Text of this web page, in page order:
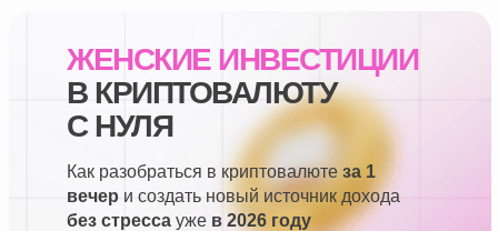
Как разобраться в криптовалюте за 1
вечер и создать новый источник дохода
без стресса уже в 2026 году
ЖЕНСКИЕ ИНВЕСТИЦИИ
В КРИПТОВАЛЮТУ
С НУЛЯ